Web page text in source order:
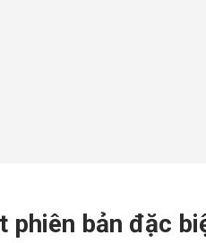
phiên bản đặc